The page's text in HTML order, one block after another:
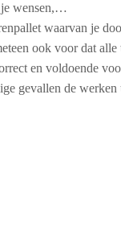
wensen,…
waarvan je
ook voor dat
en voldoende
gevallen de